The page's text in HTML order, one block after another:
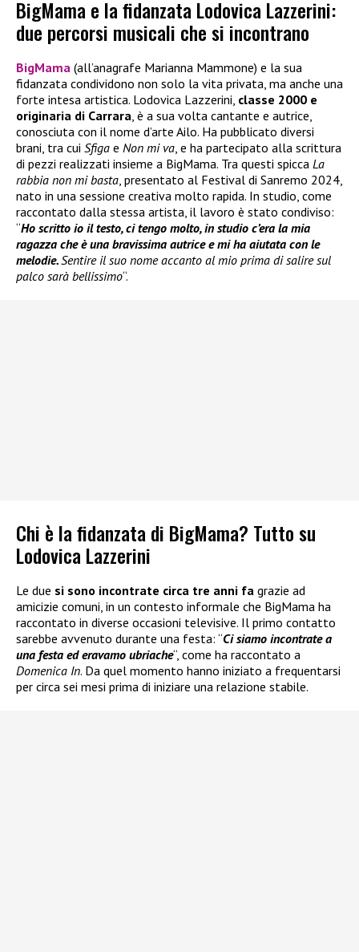
BigMama e la fidanzata Lodovica Lazzerini:
due percorsi musicali che si incontrano
BigMama (all’anagrafe Marianna Mammone) e la sua
fidanzata condividono non solo la vita privata, ma anche una
forte intesa artistica. Lodovica Lazzerini, classe 2000 e
originaria di Carrara , è a sua volta cantante e autrice,
conosciuta con il nome d’arte Ailo. Ha pubblicato diversi
brani, tra cui Sfiga e Non mi va , e ha partecipato alla scrittura
di pezzi realizzati insieme a BigMama. Tra questi spicca La
rabbia non mi basta , presentato al Festival di Sanremo 2024,
nato in una sessione creativa molto rapida. In studio, come
raccontato dalla stessa artista, il lavoro è stato condiviso:
“Ho scritto io il testo, ci tengo molto, in studio c’era la mia
ragazza che è una bravissima autrice e mi ha aiutata con le
melodie.Sentire il suo nome accanto al mio prima di salire sul
palco sarà bellissimo“.
Chi è la fidanzata di BigMama? Tutto su
Lodovica Lazzerini
Le due si sono incontrate circa tre anni fa grazie ad
amicizie comuni, in un contesto informale che BigMama ha
raccontato in diverse occasioni televisive. Il primo contatto
sarebbe avvenuto durante una festa: “Ci siamo incontrate a
una festa ed eravamo ubriache“, come ha raccontato a
Domenica In. Da quel momento hanno iniziato a frequentarsi
per circa sei mesi prima di iniziare una relazione stabile.